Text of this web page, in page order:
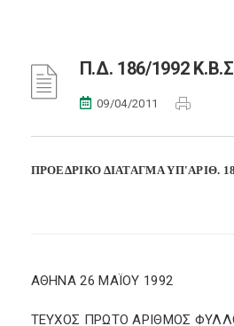
Π.Δ. 186/1992
09/04/2011
ΠΡΟΕΔΡΙΚΟ ΔΙΑΤΑΓΜΑ ΥΠ'ΑΡΙΘ. 186/
ΑΘΗΝΑ 26 ΜΑΪΟΥ 1992
ΤΕΥΧΟΣ ΠΡΩΤΟ ΑΡΙΘΜΟΣ